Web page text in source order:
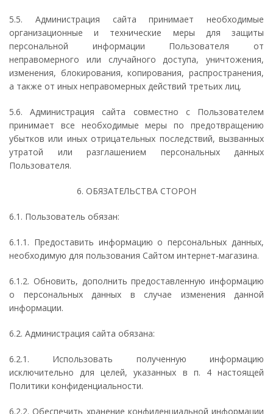
5.5. Администрация сайта принимает необходимые
организационные и технические меры для защиты
персональной информации Пользователя от
неправомерного или случайного доступа, уничтожения,
изменения, блокирования, копирования, распространения,
а также от иных неправомерных действий третьих лиц.
5.6. Администрация сайта совместно с Пользователем
принимает все необходимые меры по предотвращению
убытков или иных отрицательных последствий, вызванных
утратой или разглашением персональных данных
Пользователя.
6. ОБЯЗАТЕЛЬСТВА СТОРОН
6.1. Пользователь обязан:
6.1.1. Предоставить информацию о персональных данных,
необходимую для пользования Сайтом интернет-магазина.
6.1.2. Обновить, дополнить предоставленную информацию
о персональных данных в случае изменения данной
информации.
6.2. Администрация сайта обязана:
6.2.1. Использовать полученную информацию
исключительно для целей, указанных в п. 4 настоящей
Политики конфиденциальности.
6.2.2. Обеспечить хранение конфиденциальной информации